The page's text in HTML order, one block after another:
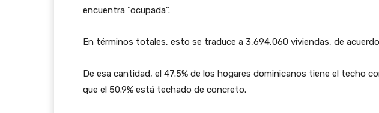
encuentra “ocupada”.
En términos totales, esto se traduce a 3,694,060 viviendas, de
De esa cantidad, el 47.5% de los hogares dominicanos tiene el techo
que el 50.9% está techado de concreto.